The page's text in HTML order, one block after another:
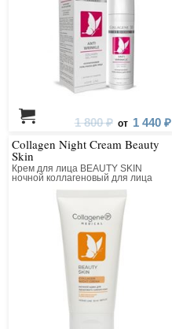
1 800 ₽ от 1 440 ₽
Collagen Night Cream Beauty
Skin
Крем для лица BEAUTY SKIN
ночной коллагеновый для лица